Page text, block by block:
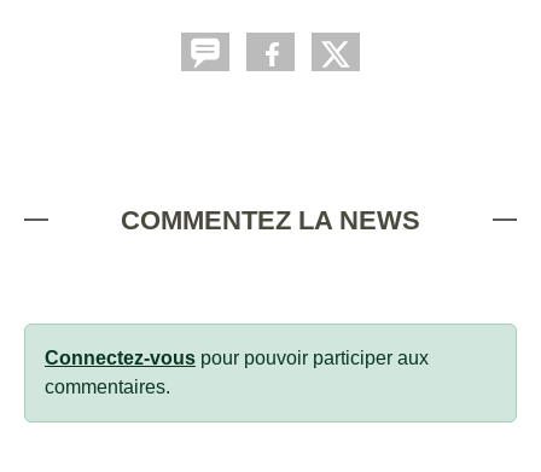
COMMENTEZ LA NEWS
Connectez-vous pour pouvoir participer aux
commentaires.